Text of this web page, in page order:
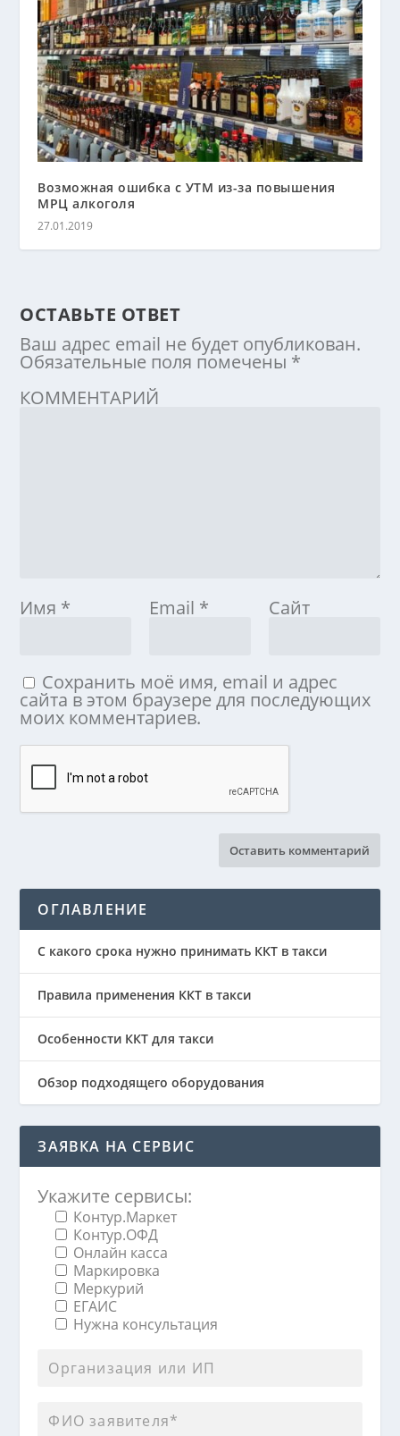
Возможная ошибка с УТМ из-за повышения
МРЦ алкоголя
27.01.2019
ОСТАВЬТЕ ОТВЕТ
Ваш адрес email не будет опубликован.
Обязательные поля помечены *
КОММЕНТАРИЙ
Имя * Email * Сайт
Сохранить моё имя, email и адрес
сайта в этом браузере для последующих
моих комментариев.
ОГЛАВЛЕНИЕ
С какого срока нужно принимать ККТ в такси
Правила применения ККТ в такси
Особенности ККТ для такси
Обзор подходящего оборудования
ЗАЯВКА НА СЕРВИС
Укажите сервисы:
Контур.Маркет
Контур.ОФД
Онлайн касса
Маркировка
Меркурий
ЕГАИС
Нужна консультация